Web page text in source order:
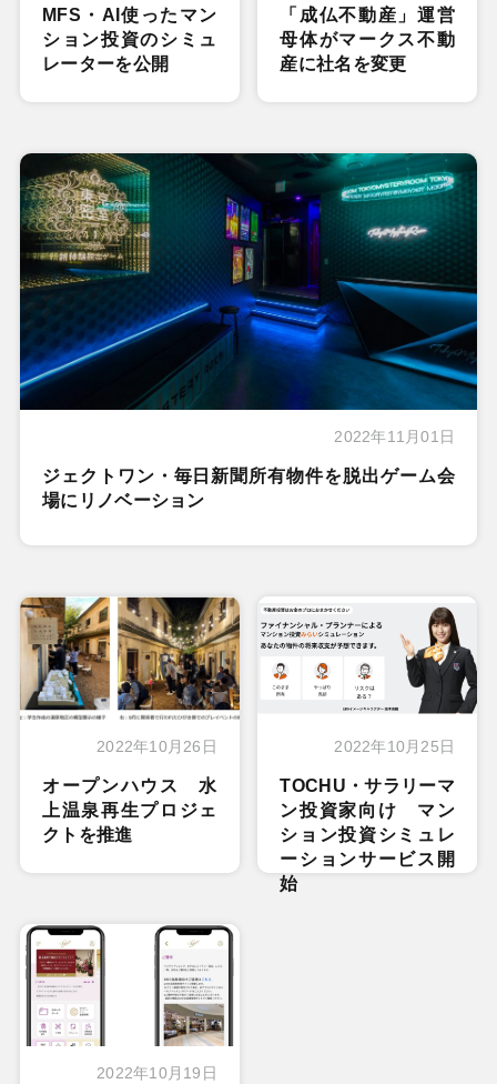
MFS・AI使ったマン
ション投資のシミュ
レーターを公開
「成仏不動産」運営
母体がマークス不動
産に社名を変更
2022年11月01日
ジェクトワン・毎日新聞所有物件を脱出ゲーム会
場にリノベーション
2022年10月26日
オープンハウス 水
上温泉再生プロジェ
クトを推進
2022年10月25日
TOCHU・サラリーマ
ン投資家向け マン
ション投資シミュレ
ーションサービス開
始
2022年10月19日